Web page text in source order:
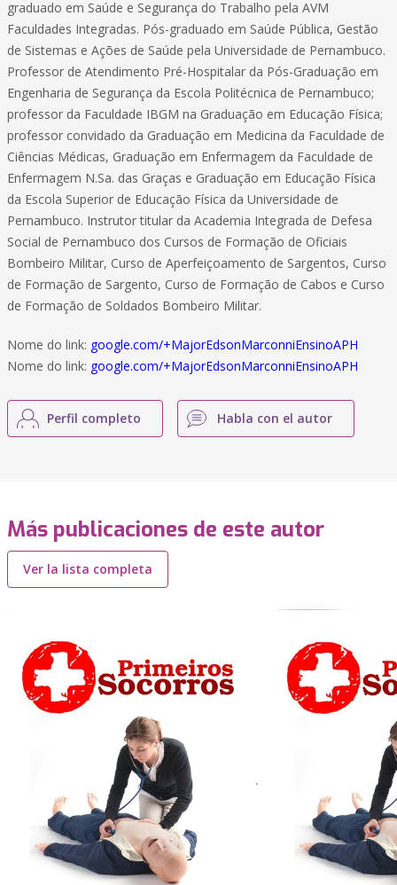
graduado em Saúde e Segurança do Trabalho pela AVM
Faculdades Integradas. Pós-graduado em Saúde Pública, Gestão
de Sistemas e Ações de Saúde pela Universidade de Pernambuco.
Professor de Atendimento Pré-Hospitalar da Pós-Graduação em
Engenharia de Segurança da Escola Politécnica de Pernambuco;
professor da Faculdade IBGM na Graduação em Educação Física;
professor convidado da Graduação em Medicina da Faculdade de
Ciências Médicas, Graduação em Enfermagem da Faculdade de
Enfermagem N.Sa. das Graças e Graduação em Educação Física
da Escola Superior de Educação Física da Universidade de
Pernambuco. Instrutor titular da Academia Integrada de Defesa
Social de Pernambuco dos Cursos de Formação de Oficiais
Bombeiro Militar, Curso de Aperfeiçoamento de Sargentos, Curso
de Formação de Sargento, Curso de Formação de Cabos e Curso
de Formação de Soldados Bombeiro Militar.
Nome do link: google.com/+MajorEdsonMarconniEnsinoAPH
Nome do link: google.com/+MajorEdsonMarconniEnsinoAPH
Perfil completo Habla con el autor
Más publicaciones de este autor
Ver la lista completa